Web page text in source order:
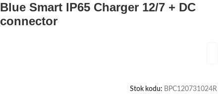
Blue Smart IP65 Charger 12/7 + DC
connector
Stok kodu: BPC120731024R